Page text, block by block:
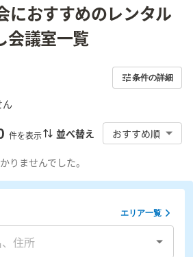
におすすめのレンタル
会議室一覧
条件の詳細
件を表示 並べ替え おすすめ順
りませんでした。
エリア一覧